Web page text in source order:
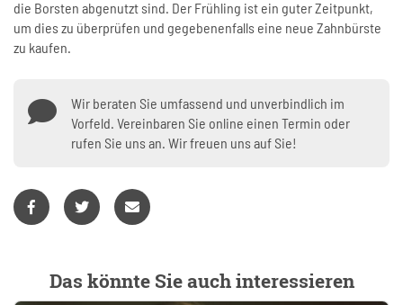
die Borsten abgenutzt sind. Der Frühling ist ein guter Zeitpunkt,
um dies zu überprüfen und gegebenenfalls eine neue Zahnbürste
zu kaufen.
Wir beraten Sie umfassend und unverbindlich im
Vorfeld. Vereinbaren Sie online einen Termin oder
rufen Sie uns an. Wir freuen uns auf Sie!
Das könnte Sie auch interessieren